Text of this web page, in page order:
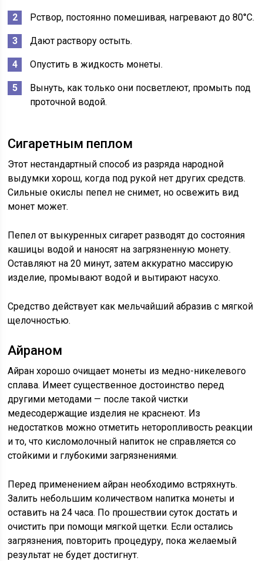
Рствор, постоянно помешивая, нагревают до 80°С.
Дают раствору остыть.
Опустить в жидкость монеты.
Вынуть, как только они посветлеют, промыть под
проточной водой.
Сигаретным пеплом
Этот нестандартный способ из разряда народной
выдумки хорош, когда под рукой нет других средств.
Сильные окислы пепел не снимет, но освежить вид
монет может.
Пепел от выкуренных сигарет разводят до состояния
кашицы водой и наносят на загрязненную монету.
Оставляют на 20 минут, затем аккуратно массирую
изделие, промывают водой и вытирают насухо.
Средство действует как мельчайший абразив с мягкой
щелочностью.
Айраном
Айран хорошо очищает монеты из медно-никелевого
сплава. Имеет существенное достоинство перед
другими методами — после такой чистки
медесодержащие изделия не краснеют. Из
недостатков можно отметить неторопливость реакции
и то, что кисломолочный напиток не справляется со
стойкими и глубокими загрязнениями.
Перед применением айран необходимо встряхнуть.
Залить небольшим количеством напитка монеты и
оставить на 24 часа. По прошествии суток достать и
очистить при помощи мягкой щетки. Если остались
загрязнения, повторить процедуру, пока желаемый
результат не будет достигнут.